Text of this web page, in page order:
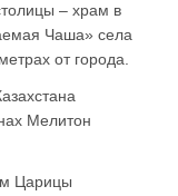
– храм в
Чаша» села
от города.
Мелитон
Царицы